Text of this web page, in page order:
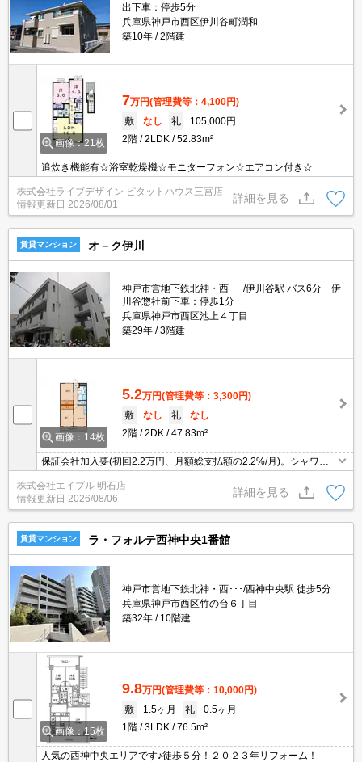
出下車：停歩5分
兵庫県神戸市西区伊川谷町潤和
築10年
2階建
画像：21枚
7万円(管理費等：4,100円)
敷
なし 礼
105,000円
2階
2LDK 52.83m²
追炊き機能有☆浴室乾燥機☆モニターフォン☆エアコン付き☆
株式会社ライブデザイン ピタットハウス三宮店
情報更新日 2026/08/01
詳細を見る
賃貸マンション オ－ク伊川
神戸市営地下鉄北神・西･･･/伊川谷駅 バス6分 伊
川谷惣社前下車：停歩1分
兵庫県神戸市西区池上４丁目
築29年
3階建
画像：14枚
5.2万円(管理費等：3,300円)
敷
なし 礼
なし
2階
2DK 47.83m²
保証会社加入要(初回2.2万円、月額総支払額の2.2%/月)。シャワー
付独立洗面台。都市ガス使用。エアコン付き。角部屋をお探しの方
に。温水洗浄便座付き。保証人不要。
株式会社エイブル 明石店
情報更新日 2026/08/06
詳細を見る
賃貸マンション ラ・フォルテ西神中央1番館
神戸市営地下鉄北神・西･･･/西神中央駅 徒歩5分
兵庫県神戸市西区竹の台６丁目
築32年
10階建
画像：15枚
9.8万円(管理費等：10,000円)
敷
1.5ヶ月 礼
0.5ヶ月
1階
3LDK 76.5m²
人気の西神中央エリアです♪徒歩５分！２０２３年リフォーム！